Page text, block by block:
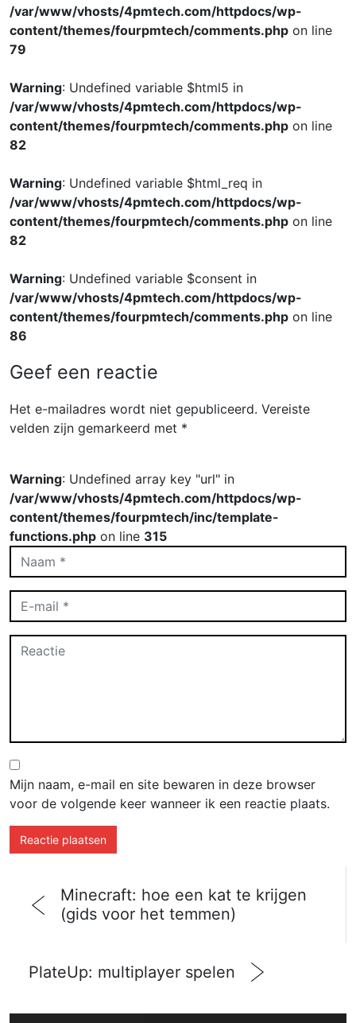
/var/www/vhosts/4pmtech.com/httpdocs/wp-
content/themes/fourpmtech/comments.php on line
79
Warning: Undefined variable $html5 in
/var/www/vhosts/4pmtech.com/httpdocs/wp-
content/themes/fourpmtech/comments.php on line
82
Warning: Undefined variable $html_req in
/var/www/vhosts/4pmtech.com/httpdocs/wp-
content/themes/fourpmtech/comments.php on line
82
Warning: Undefined variable $consent in
/var/www/vhosts/4pmtech.com/httpdocs/wp-
content/themes/fourpmtech/comments.php on line
86
Geef een reactie
Het e-mailadres wordt niet gepubliceerd. Vereiste
velden zijn gemarkeerd met *
Warning: Undefined array key "url" in
/var/www/vhosts/4pmtech.com/httpdocs/wp-
content/themes/fourpmtech/inc/template-
functions.php on line 315
Mijn naam, e-mail en site bewaren in deze browser
voor de volgende keer wanneer ik een reactie plaats.
Minecraft: hoe een kat te krijgen
(gids voor het temmen)
PlateUp: multiplayer spelen